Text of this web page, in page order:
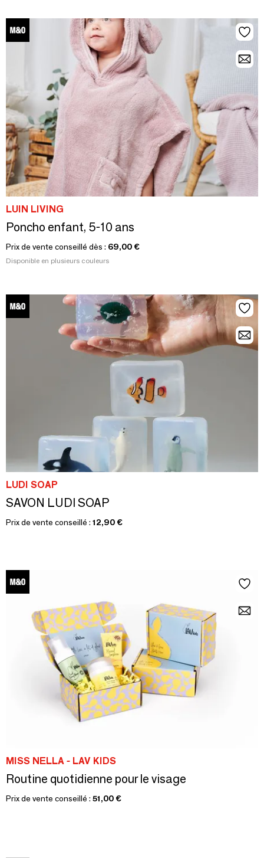
LUIN LIVING
Poncho enfant, 5-10 ans
Prix de vente conseillé dès : 69,00 €
Disponible en plusieurs couleurs
LUDI SOAP
SAVON LUDI SOAP
Prix de vente conseillé : 12,90 €
MISS NELLA - LAV KIDS
Routine quotidienne pour le visage
Prix de vente conseillé : 51,00 €